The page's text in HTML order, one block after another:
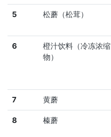
5 松蘑（松茸）
6
橙汁饮料（冷冻浓缩
物）
7 黄蘑
8 榛蘑